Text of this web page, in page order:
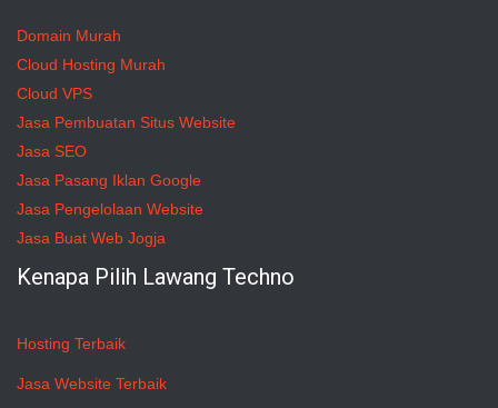
Domain Murah
Cloud Hosting Murah
Cloud VPS
Jasa Pembuatan Situs Website
Jasa SEO
Jasa Pasang Iklan Google
Jasa Pengelolaan Website
Jasa Buat Web Jogja
Kenapa Pilih Lawang Techno
Hosting Terbaik
Jasa Website Terbaik